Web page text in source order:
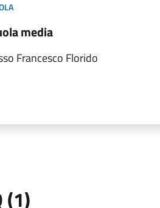
media
Francesco Florido
(1)